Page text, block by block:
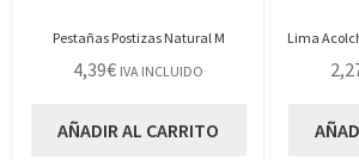
Pestañas Postizas Natural M
4,39€ IVA INCLUIDO
AÑADIR AL CARRITO
Lima